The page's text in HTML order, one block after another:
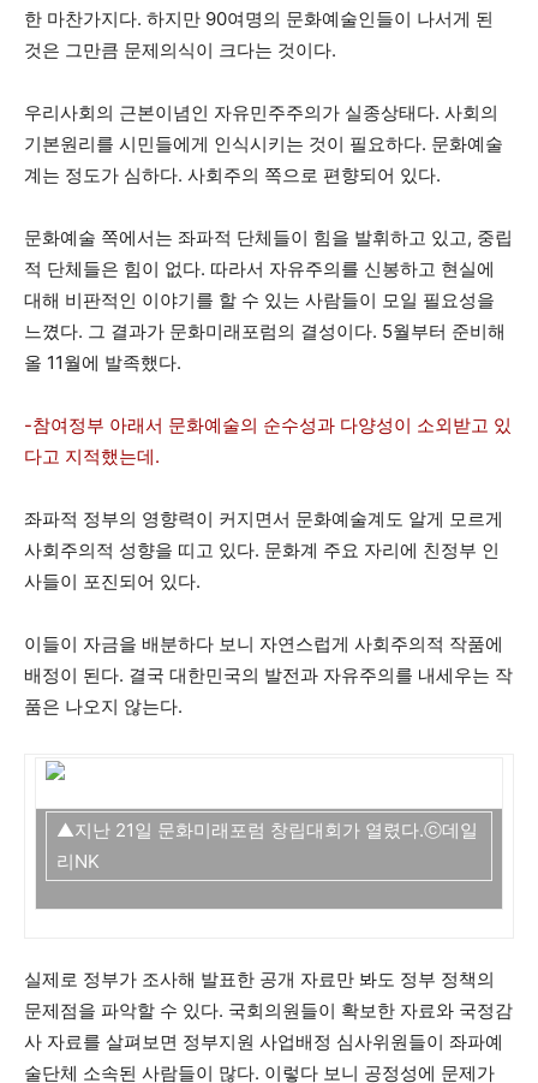
한 마찬가지다. 하지만 90여명의 문화예술인들이 나서게 된
것은 그만큼 문제의식이 크다는 것이다.
우리사회의 근본이념인 자유민주주의가 실종상태다. 사회의
기본원리를 시민들에게 인식시키는 것이 필요하다. 문화예술
계는 정도가 심하다. 사회주의 쪽으로 편향되어 있다.
문화예술 쪽에서는 좌파적 단체들이 힘을 발휘하고 있고, 중립
적 단체들은 힘이 없다. 따라서 자유주의를 신봉하고 현실에
대해 비판적인 이야기를 할 수 있는 사람들이 모일 필요성을
느꼈다. 그 결과가 문화미래포럼의 결성이다. 5월부터 준비해
올 11월에 발족했다.
-참여정부 아래서 문화예술의 순수성과 다양성이 소외받고 있
다고 지적했는데.
좌파적 정부의 영향력이 커지면서 문화예술계도 알게 모르게
사회주의적 성향을 띠고 있다. 문화계 주요 자리에 친정부 인
사들이 포진되어 있다.
이들이 자금을 배분하다 보니 자연스럽게 사회주의적 작품에
배정이 된다. 결국 대한민국의 발전과 자유주의를 내세우는 작
품은 나오지 않는다.
▲지난 21일 문화미래포럼 창립대회가 열렸다.ⓒ데일
리NK
실제로 정부가 조사해 발표한 공개 자료만 봐도 정부 정책의
문제점을 파악할 수 있다. 국회의원들이 확보한 자료와 국정감
사 자료를 살펴보면 정부지원 사업배정 심사위원들이 좌파예
술단체 소속된 사람들이 많다. 이렇다 보니 공정성에 문제가